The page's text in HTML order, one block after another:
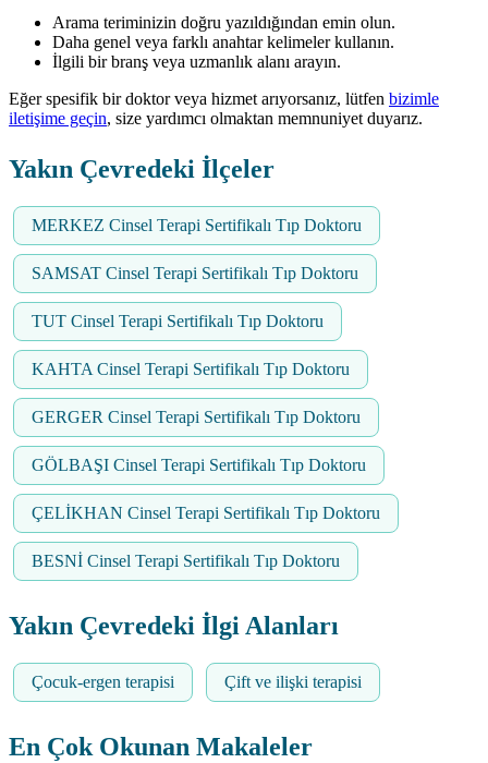
Arama teriminizin doğru yazıldığından emin olun.
Daha genel veya farklı anahtar kelimeler kullanın.
İlgili bir branş veya uzmanlık alanı arayın.
Eğer spesifik bir doktor veya hizmet arıyorsanız, lütfen bizimle
iletişime geçin, size yardımcı olmaktan memnuniyet duyarız.
Yakın Çevredeki İlçeler
MERKEZ Cinsel Terapi Sertifikalı Tıp Doktoru
SAMSAT Cinsel Terapi Sertifikalı Tıp Doktoru
TUT Cinsel Terapi Sertifikalı Tıp Doktoru
KAHTA Cinsel Terapi Sertifikalı Tıp Doktoru
GERGER Cinsel Terapi Sertifikalı Tıp Doktoru
GÖLBAŞI Cinsel Terapi Sertifikalı Tıp Doktoru
ÇELİKHAN Cinsel Terapi Sertifikalı Tıp Doktoru
BESNİ Cinsel Terapi Sertifikalı Tıp Doktoru
Yakın Çevredeki İlgi Alanları
Çocuk-ergen terapisi Çift ve ilişki terapisi
En Çok Okunan Makaleler